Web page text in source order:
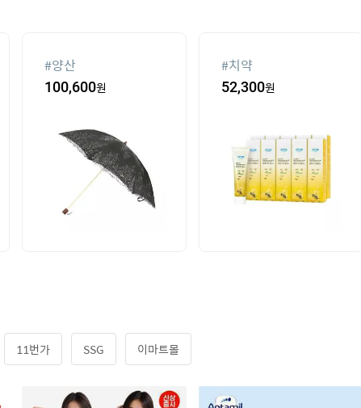
#양산
100,600원
#치약
52,300원
11번가 SSG 이마트몰